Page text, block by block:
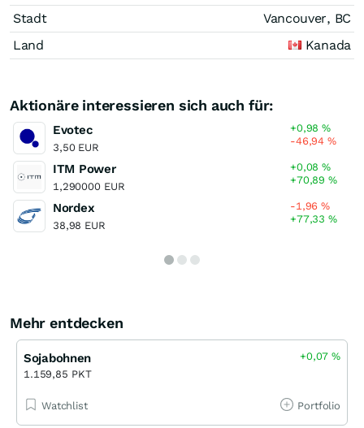
Stadt
Vancouver, BC
Land
Kanada
Aktionäre interessieren sich auch für:
Evotec
3,50 EUR
+0,98%
-46,94%
ITM Power
1,290000 EUR
+0,08%
+70,89%
Nordex
38,98 EUR
-1,96%
+77,33%
Mehr entdecken
Sojabohnen
1.159,85 PKT
+0,07%
Watchlist Portfolio